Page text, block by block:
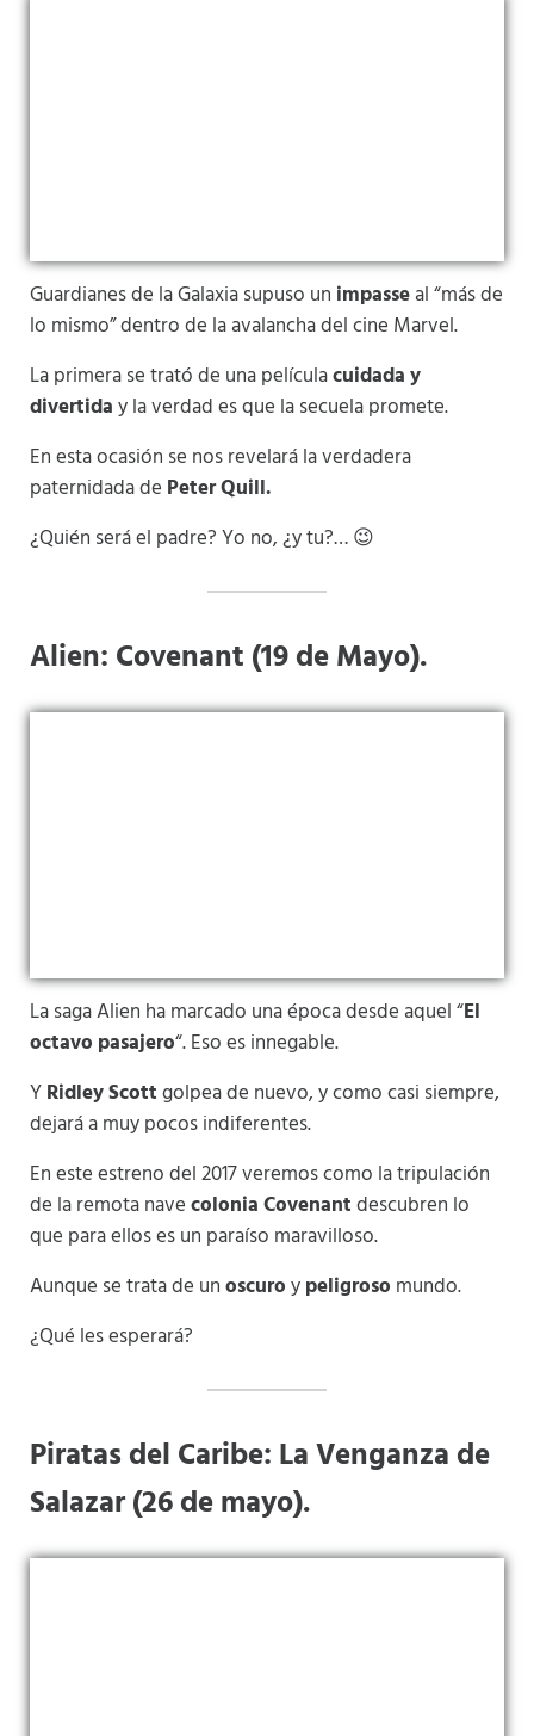
Guardianes de la Galaxia supuso un impasseal “más de
lo mismo” dentro de la avalancha del cine Marvel.
La primera se trató de una películacuidada y
divertiday la verdad es que la secuela promete.
En esta ocasión se nos revelará la verdadera
paternidada de Peter Quill.
¿Quién será el padre? Yo no, ¿y tu?… 😉
Alien: Covenant (19 de Mayo).
La saga Alien ha marcado una época desde aquel “El
octavo pasajero“. Eso es innegable.
YRidley Scottgolpea de nuevo, y como casi siempre,
dejará a muy pocos indiferentes.
En este estreno del 2017 veremos como la tripulación
de la remota navecolonia Covenantdescubren lo
que para ellos es un paraíso maravilloso.
Aunque se trata de unoscuroypeligroso mundo.
¿Qué les esperará?
Piratas del Caribe: La Venganza de
Salazar (26 de mayo).